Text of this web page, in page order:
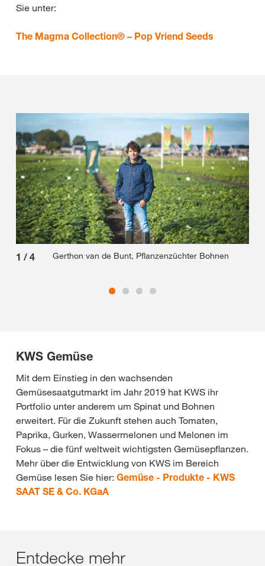
Sie unter:
The Magma Collection® – Pop Vriend Seeds
1 / 4 Gerthon van de Bunt, Pflanzenzüchter Bohnen
KWS Gemüse
Mit dem Einstieg in den wachsenden
Gemüsesaatgutmarkt im Jahr 2019 hat KWS ihr
Portfolio unter anderem um Spinat und Bohnen
erweitert. Für die Zukunft stehen auch Tomaten,
Paprika, Gurken, Wassermelonen und Melonen im
Fokus – die fünf weltweit wichtigsten Gemüsepflanzen.
Mehr über die Entwicklung von KWS im Bereich
Gemüse lesen Sie hier: Gemüse - Produkte - KWS
SAAT SE & Co. KGaA
Entdecke mehr